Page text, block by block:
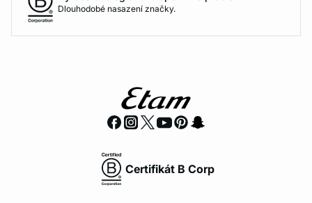
Dlouhodobé nasazení značky.
Certifikát B Corp